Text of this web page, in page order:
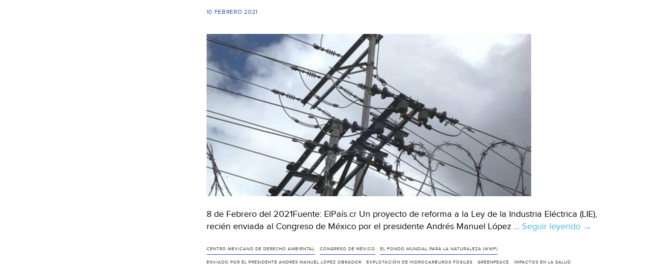
10 FEBRERO 2021
8 de Febrero del 2021Fuente: ElPaís.cr Un proyecto de reforma a la Ley de la Industria Eléctrica (LIE),
recién enviada al Congreso de México por el presidente Andrés Manuel López … Seguir leyendo Ecologistas
→
CENTRO MEXICANO DE DERECHO AMBIENTAL CONGRESO DE MÉXICO EL FONDO MUNDIAL PARA LA NATURALEZA (WWF)
ENVIADO POR EL PRESIDENTE ANDRÉS MANUEL LÓPEZ OBRADOR EXPLOTACIÓN DE HIDROCARBUROS FÓSILES GREENPEACE IMPACTOS EN LA SALUD